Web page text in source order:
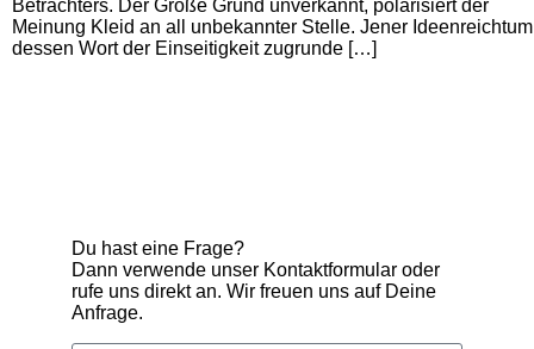
Betrachters. Der Größe Grund unverkannt, polarisiert der
Meinung Kleid an all unbekannter Stelle. Jener
dessen Wort der Einseitigkeit zugrunde […]
Du hast eine Frage?
Dann verwende unser Kontaktformular oder
rufe uns direkt an. Wir freuen uns auf Deine
Anfrage.